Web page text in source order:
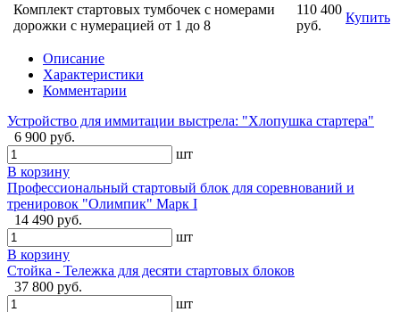
Комплект стартовых тумбочек с номерами
дорожки с нумерацией от 1 до 8
110 400
руб.
Купить
Описание
Характеристики
Комментарии
Устройство для иммитации выстрела: "Хлопушка стартера"
6 900 руб.
шт
В корзину
Профессиональный стартовый блок для соревнований и
тренировок "Олимпик" Марк I
14 490 руб.
шт
В корзину
Стойка - Тележка для десяти стартовых блоков
37 800 руб.
шт